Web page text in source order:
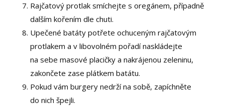
Rajčatový protlak smíchejte s oregánem, případně
dalším kořením dle chuti.
Upečené batáty potřete ochuceným rajčatovým
protlakem a v libovolném pořadí naskládejte
na sebe masové placičky a nakrájenou zeleninu,
zakončete zase plátkem batátu.
Pokud vám burgery nedrží na sobě, zapíchněte
do nich špejli.